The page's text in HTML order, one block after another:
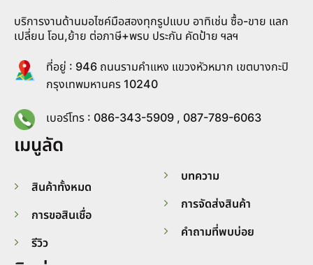
บริการงานด้านมอไซค์มือสองทุกรูปแบบ อาทิเช่น ซื้อ-ขาย แลก
เปลี่ยน โอน,ย้าย ต่อภาษี+พรบ ประกัน คัดป้าย ฯลฯ
ที่อยู่ : 946 ถนนรามคำแหง แขวงหัวหมาก เขตบางกะปิ
กรุงเทพมหานคร 10240
เบอร์โทร : 086-343-5909 , 087-789-6063
เมนูลัด
สินค้าทั้งหมด
การขอสินเชื่อ
รีวิว
บทความ
การจัดส่งสินค้า
คำถามที่พบบ่อย